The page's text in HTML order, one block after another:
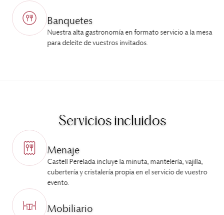
Banquetes
Nuestra alta gastronomía en formato servicio a la mesa
para deleite de vuestros invitados.
Servicios incluidos
Menaje
Castell Perelada incluye la minuta, mantelería, vajilla,
cubertería y cristalería propia en el servicio de vuestro
evento.
Mobiliario